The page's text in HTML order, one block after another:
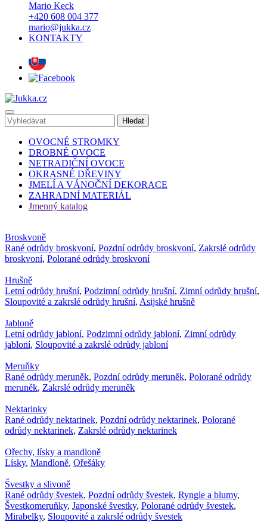
Mario Keck
+420 608 004 377
mario@jukka.cz
KONTAKTY
OVOCNÉ STROMKY
DROBNÉ OVOCE
NETRADIČNÍ OVOCE
OKRASNÉ DŘEVINY
JMELÍ A VÁNOČNÍ DEKORACE
ZAHRADNÍ MATERIÁL
Jmenný katalog
Broskvoně
Rané odrůdy broskvoní, Pozdní odrůdy broskvoní, Zakrslé odrůdy
broskvoní, Polorané odrůdy broskvoní
Hrušně
Letní odrůdy hrušní, Podzimní odrůdy hrušní, Zimní odrůdy hrušní,
Sloupovité a zakrslé odrůdy hrušní, Asijské hrušně
Jabloně
Letní odrůdy jabloní, Podzimní odrůdy jabloní, Zimní odrůdy
jabloní, Sloupovité a zakrslé odrůdy jabloní
Meruňky
Rané odrůdy meruněk, Pozdní odrůdy meruněk, Polorané odrůdy
meruněk, Zakrslé odrůdy meruněk
Nektarinky
Rané odrůdy nektarinek, Pozdní odrůdy nektarinek, Polorané
odrůdy nektarinek, Zakrslé odrůdy nektarinek
Ořechy, lísky a mandloně
Lísky, Mandloně, Ořešáky
Švestky a slivoně
Rané odrůdy švestek, Pozdní odrůdy švestek, Ryngle a blumy,
Švestkomeruňky, Japonské švestky, Polorané odrůdy švestek,
Mirabelky, Sloupovité a zakrslé odrůdy švestek